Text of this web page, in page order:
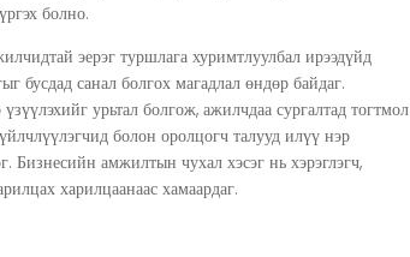
болно.
эерэг туршлага хуримтлуулбал ирээдүйд
бусдад санал болгох магадлал өндөр байдаг.
урьтал болгож, ажилчдаа сургалтад тогтмол
болон оролцогч талууд илүү нэр
Бизнесийн амжилтын чухал хэсэг нь хэрэглэгч,
харилцаанаас хамаардаг.